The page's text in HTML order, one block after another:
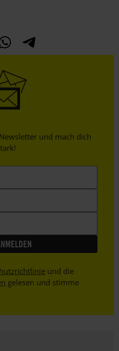
und mach dich
und die
gelesen und stimme